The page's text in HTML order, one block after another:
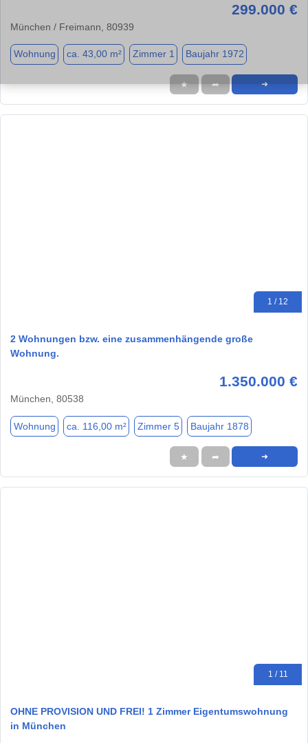
299.000 €
München / Freimann, 80939
Wohnung ca. 43,00 m² Zimmer 1 Baujahr 1972
★ ➦ ➜
1 / 12
2 Wohnungen bzw. eine zusammenhängende große
Wohnung.
1.350.000 €
München, 80538
Wohnung ca. 116,00 m² Zimmer 5 Baujahr 1878
★ ➦ ➜
1 / 11
OHNE PROVISION UND FREI! 1 Zimmer Eigentumswohnung
in München